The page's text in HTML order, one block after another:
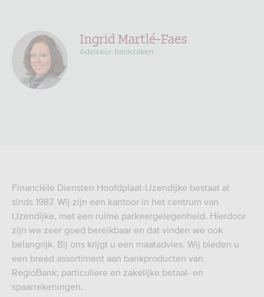
Ingrid Martlé-Faes
Adviseur bankzaken
Financiële Diensten Hoofdplaat-IJzendijke bestaat al
sinds 1987. Wij zijn een kantoor in het centrum van
IJzendijke, met een ruime parkeergelegenheid. Hierdoor
zijn we zeer goed bereikbaar en dat vinden we ook
belangrijk. Bij ons krijgt u een maatadvies. Wij bieden u
een breed assortiment aan bankproducten van
RegioBank; particuliere en zakelijke betaal- en
spaarrekeningen.